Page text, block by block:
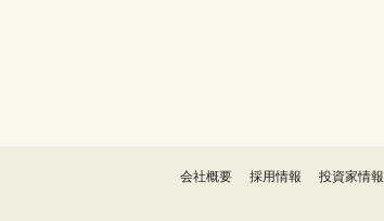
会社概要 採用情報 投資家情報